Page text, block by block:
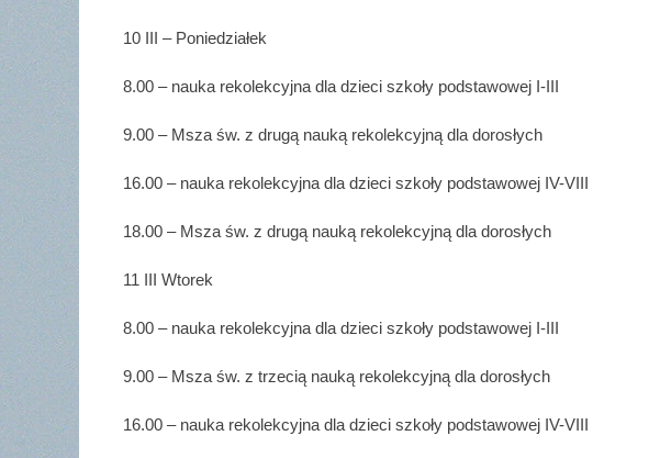
10 III – Poniedziałek
8.00 – nauka rekolekcyjna dla dzieci szkoły podstawowej I-III
9.00 – Msza św. z drugą nauką rekolekcyjną dla dorosłych
16.00 – nauka rekolekcyjna dla dzieci szkoły podstawowej IV-VIII
18.00 – Msza św. z drugą nauką rekolekcyjną dla dorosłych
11 III Wtorek
8.00 – nauka rekolekcyjna dla dzieci szkoły podstawowej I-III
9.00 – Msza św. z trzecią nauką rekolekcyjną dla dorosłych
16.00 – nauka rekolekcyjna dla dzieci szkoły podstawowej IV-VIII